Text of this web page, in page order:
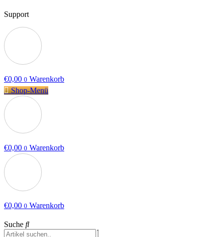
Support
€0,00 0 Warenkorb
Shop-Menü
€0,00 0 Warenkorb
€0,00 0 Warenkorb
Suche